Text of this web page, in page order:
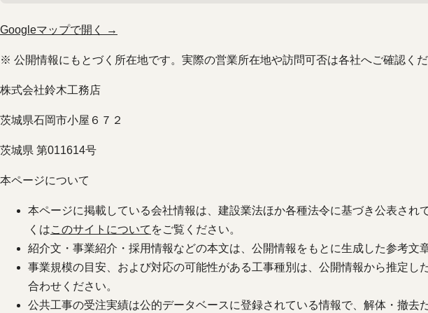
Googleマップで開く →
※ 公開情報にもとづく所在地です。実際の営業所在地や訪問可否は各社へご確認くだ
株式会社鈴木工務店
茨城県石岡市小屋６７２
茨城県 第011614号
本ページについて
本ページに掲載している会社情報は、建設業法ほか各種法令に基づき公表され
くはこのサイトについて をご覧ください。
紹介文・事業紹介・採用情報などの本文は、公開情報をもとに生成した参考文
事業規模の目安、および対応の可能性がある工事種別は、公開情報から推定
合わせください。
公共工事の受注実績は公的データベースに登録されている情報で、解体・撤去